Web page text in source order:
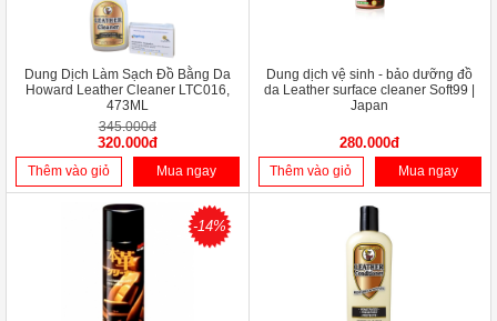
Dung Dịch Làm Sạch Đồ Bằng Da
Howard Leather Cleaner LTC016,
473ML
345.000đ
320.000đ
Thêm vào giỏ Mua ngay
Dung dịch vệ sinh - bảo dưỡng đồ
da Leather surface cleaner Soft99 |
Japan
280.000đ
Thêm vào giỏ Mua ngay
-14%